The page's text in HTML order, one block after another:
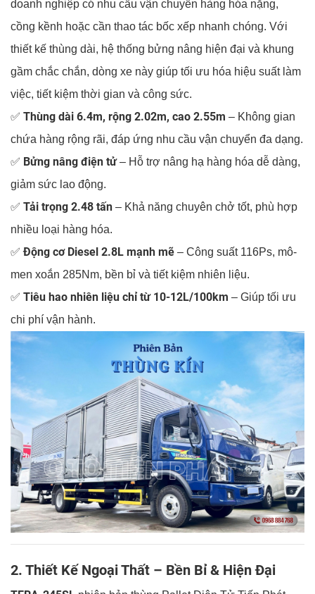
doanh nghiệp có nhu cầu vận chuyển hàng hóa nặng,
cồng kềnh hoặc cần thao tác bốc xếp nhanh chóng. Với
thiết kế thùng dài, hệ thống bửng nâng hiện đại và khung
gầm chắc chắn, dòng xe này giúp tối ưu hóa hiệu suất làm
việc, tiết kiệm thời gian và công sức.
✅ Thùng dài 6.4m, rộng 2.02m, cao 2.55m – Không gian
chứa hàng rộng rãi, đáp ứng nhu cầu vận chuyển đa dạng.
✅ Bửng nâng điện tử– Hỗ trợ nâng hạ hàng hóa dễ dàng,
giảm sức lao động.
✅ Tải trọng 2.48 tấn – Khả năng chuyên chở tốt, phù hợp
nhiều loại hàng hóa.
✅Động cơ Diesel 2.8L mạnh mẽ – Công suất 116Ps, mô-
men xoắn 285Nm, bền bỉ và tiết kiệm nhiên liệu.
✅ Tiêu hao nhiên liệu chỉ từ 10-12L/100km – Giúp tối ưu
chi phí vận hành.
2. Thiết Kế Ngoại Thất – Bền Bỉ & Hiện Đại